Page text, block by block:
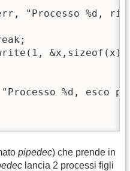
%d, esco
pipedec) che prende in
lancia 2 processi figli